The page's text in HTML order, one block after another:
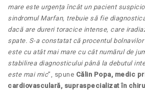
mare este urgența încât un pacient
sindromul Marfan, trebuie să fie
dacă are dureri toracice intense, care
spate. S-a constatat că procentul
este cu atât mai mare cu cât numărul de
stabilirea diagnosticului până la debutul
este mai mic”, spune Călin Popa, medic
cardiovasculară, supraspecializat în